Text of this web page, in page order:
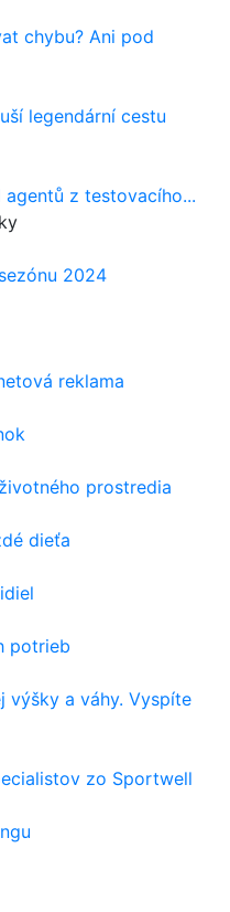
chybu? Ani pod
legendární cestu
agentů z testovacího...
2024
reklama
prostredia
dieťa
potrieb
a váhy. Vyspíte
zo Sportwell